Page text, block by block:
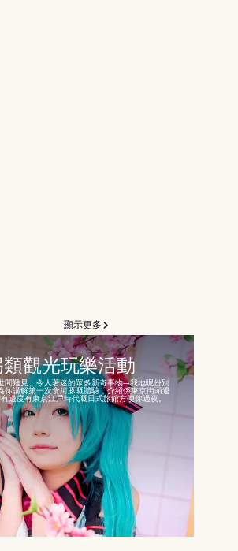
顯示更多
觀光玩樂活動
間難見、令人著迷的眾多新奇事物—我地呢份別
你講解第一次食河豚嘅體驗，介紹係東京街頭邊
邊度有東京江戶時代嘅日式旅館方便你過夜。